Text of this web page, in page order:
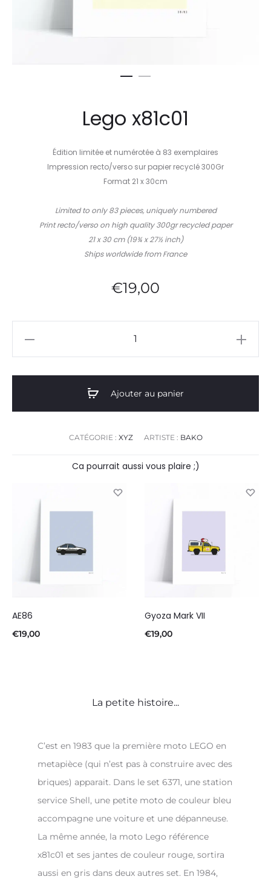
Lego x81c01
Édition limitée et numérotée à 83 exemplaires
Impression recto/verso sur papier recyclé 300Gr
Format 21 x 30cm
Limited to only 83 pieces, uniquely numbered
Print recto/verso on high quality 300gr recycled paper
21 x 30 cm (19¾ x 27½ inch)
Ships worldwide from France
€19,00
Ajouter au panier
CATÉGORIE : XYZ ARTISTE : BAKO
Ca pourrait aussi vous plaire ;)
AE86
€19,00
Gyoza Mark VII
€19,00
La petite histoire...
C’est en 1983 que la première moto LEGO en
metapièce (qui n’est pas à construire avec des
briques) apparait. Dans le set 6371, une station
service Shell, une petite moto de couleur bleu
accompagne une voiture et une dépanneuse.
La même année, la moto Lego référence
x81c01 et ses jantes de couleur rouge, sortira
aussi en gris dans deux autres set. En 1984,